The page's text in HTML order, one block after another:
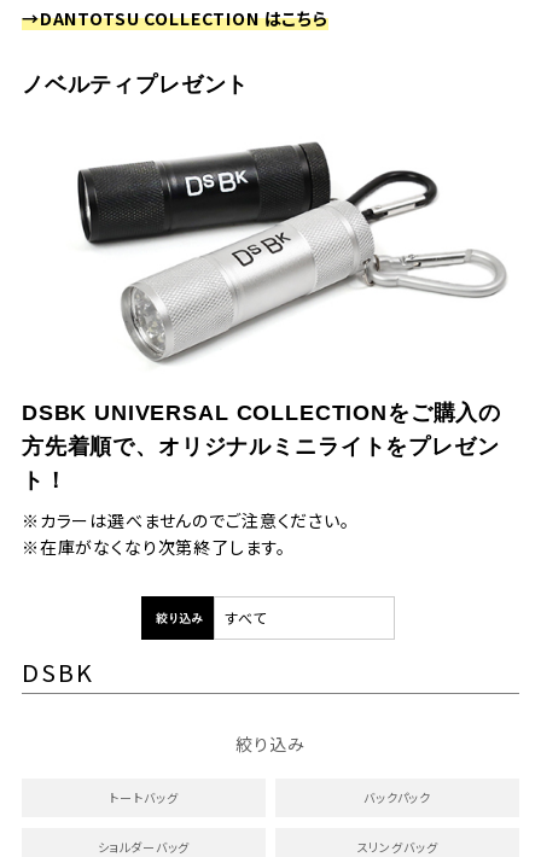
→DANTOTSU COLLECTION はこちら
ノベルティプレゼント
DSBK UNIVERSAL COLLECTIONをご購入の
方先着順で、オリジナルミニライトをプレゼン
ト！
※カラーは選べませんのでご注意ください。
※在庫がなくなり次第終了します。
DSBK
絞り込み
トートバッグ バックパック
ショルダーバッグ スリングバッグ